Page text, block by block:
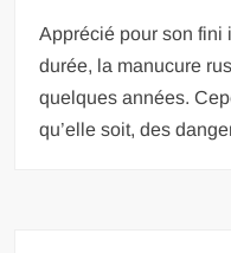
Apprécié pour son fini
durée, la manucure
quelques années.
qu’elle soit, des